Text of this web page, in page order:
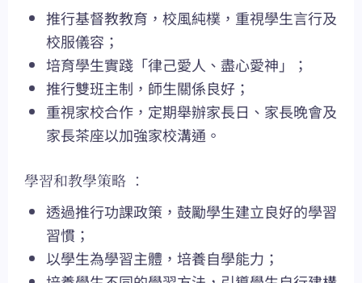
推行基督教教育，校風純樸，重視學生言行及
校服儀容；
培育學生實踐「律己愛人、盡心愛神」；
推行雙班主制，師生關係良好；
重視家校合作，定期舉辦家長日、家長晚會及
家長茶座以加強家校溝通。
學習和教學策略 ：
透過推行功課政策，鼓勵學生建立良好的學習
習慣；
以學生為學習主體，培養自學能力；